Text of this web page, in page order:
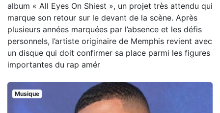
album « All Eyes On Shiest », un projet très attendu qui
marque son retour sur le devant de la scène. Après
plusieurs années marquées par l’absence et les défis
personnels, l’artiste originaire de Memphis revient avec
un disque qui doit confirmer sa place parmi les figures
importantes du rap amér
Musique